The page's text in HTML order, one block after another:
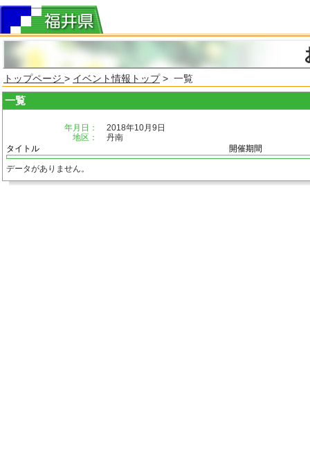
トップページ > イベント情報トップ> 一覧
一覧
年月日：
2018年10月9日
地区：
丹南
タイトル
開催期間
データがありません。